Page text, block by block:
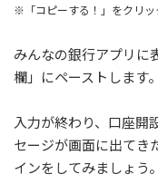
※「コピーする！」をクリッ
みんなの銀行アプリに
欄」にペーストします
入力が終わり、口座開
セージが画面に出てき
インをしてみましょう。